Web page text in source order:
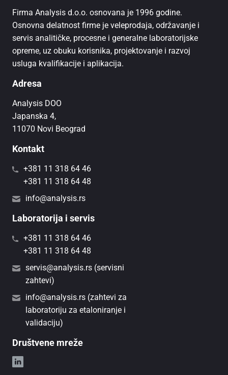
Firma Analysis d.o.o. osnovana je 1996 godine.
Osnovna delatnost firme je veleprodaja, održavanje i
servis analitičke, procesne i generalne laboratorijske
opreme, uz obuku korisnika, projektovanje i razvoj
usluga kvalifikacije i aplikacija.
Adresa
Analysis DOO
Japanska 4,
11070 Novi Beograd
Kontakt
+381 11 318 64 46
+381 11 318 64 48
info@analysis.rs
Laboratorija i servis
+381 11 318 64 46
+381 11 318 64 48
servis@analysis.rs (servisni
zahtevi)
info@analysis.rs (zahtevi za
laboratoriju za etaloniranje i
validaciju)
Društvene mreže